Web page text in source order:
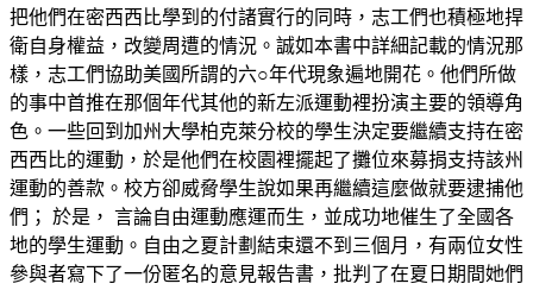
把他們在密西西比學到的付諸實行的同時，志工們也積極地捍
衛自身權益，改變周遭的情況。誠如本書中詳細記載的情況那
樣，志工們協助美國所謂的六○年代現象遍地開花。他們所做
的事中首推在那個年代其他的新左派運動裡扮演主要的領導角
色。一些回到加州大學柏克萊分校的學生決定要繼續支持在密
西西比的運動，於是他們在校園裡擺起了攤位來募捐支持該州
運動的善款。校方卻威脅學生說如果再繼續這麼做就要逮捕他
們； 於是， 言論自由運動應運而生，並成功地催生了全國各
地的學生運動。自由之夏計劃結束還不到三個月，有兩位女性
參與者寫下了一份匿名的意見報告書，批判了在夏日期間她們